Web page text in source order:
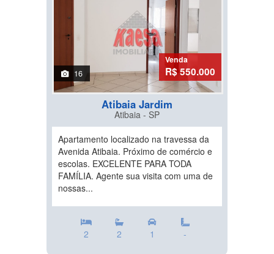
16
Venda
R$ 550.000
Atibaia Jardim
Atibaia - SP
Apartamento localizado na travessa da
Avenida Atibaia. Próximo de comércio e
escolas. EXCELENTE PARA TODA
FAMÍLIA. Agente sua visita com uma de
nossas...
2 2 1 -